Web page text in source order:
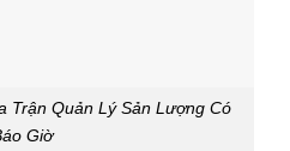
Trận Quản Lý Sản Lượng Có
Giờ